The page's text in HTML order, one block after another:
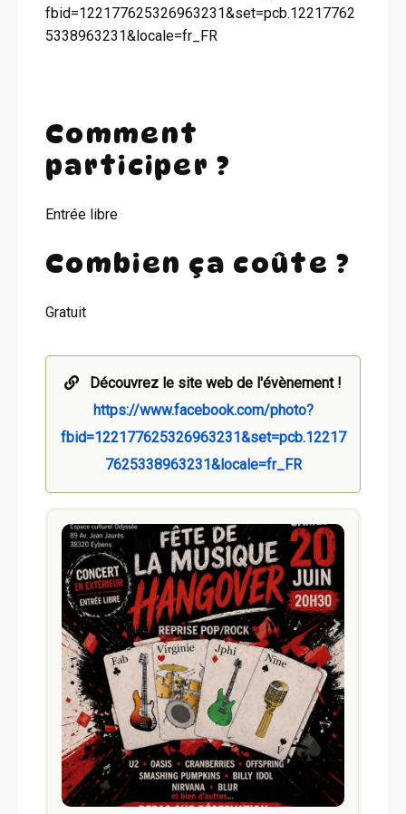
fbid=122177625326963231&set=pcb.12217762
5338963231&locale=fr_FR
Comment
participer ?
Entrée libre
Combien ça coûte ?
Gratuit
Découvrez le site web de l'évènement !
https://www.facebook.com/photo?
fbid=122177625326963231&set=pcb.12217
7625338963231&locale=fr_FR